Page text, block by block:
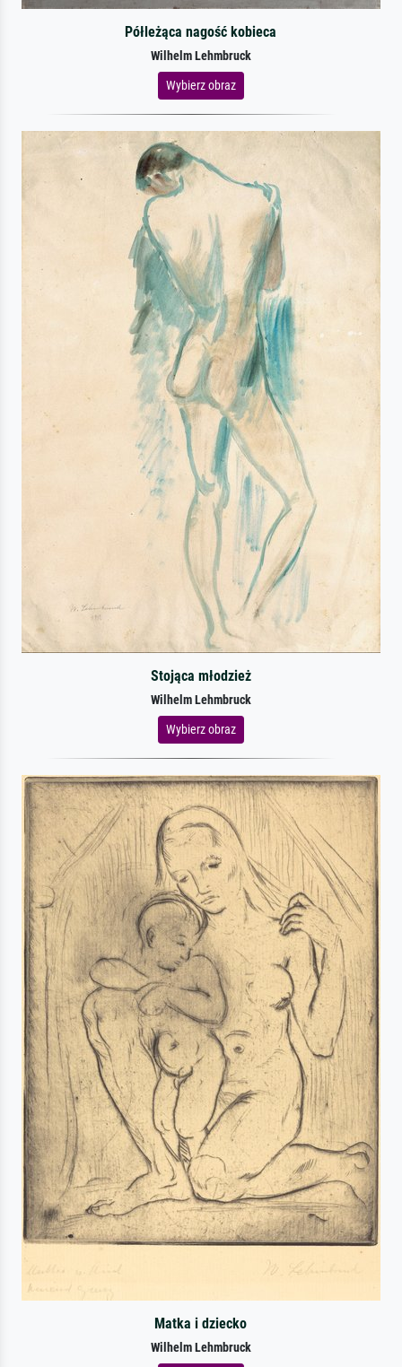
Półleżąca nagość kobieca
Wilhelm Lehmbruck
Wybierz obraz
Stojąca młodzież
Wilhelm Lehmbruck
Wybierz obraz
Matka i dziecko
Wilhelm Lehmbruck